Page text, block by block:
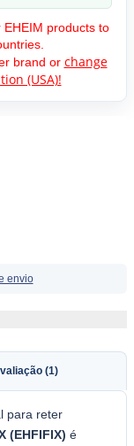
products to
brand or change
(USA)!
envio
(1)
para reter
(EHFIFIX) é